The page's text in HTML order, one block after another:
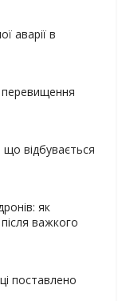
аварії в
що відбувається
як
важкого
поставлено